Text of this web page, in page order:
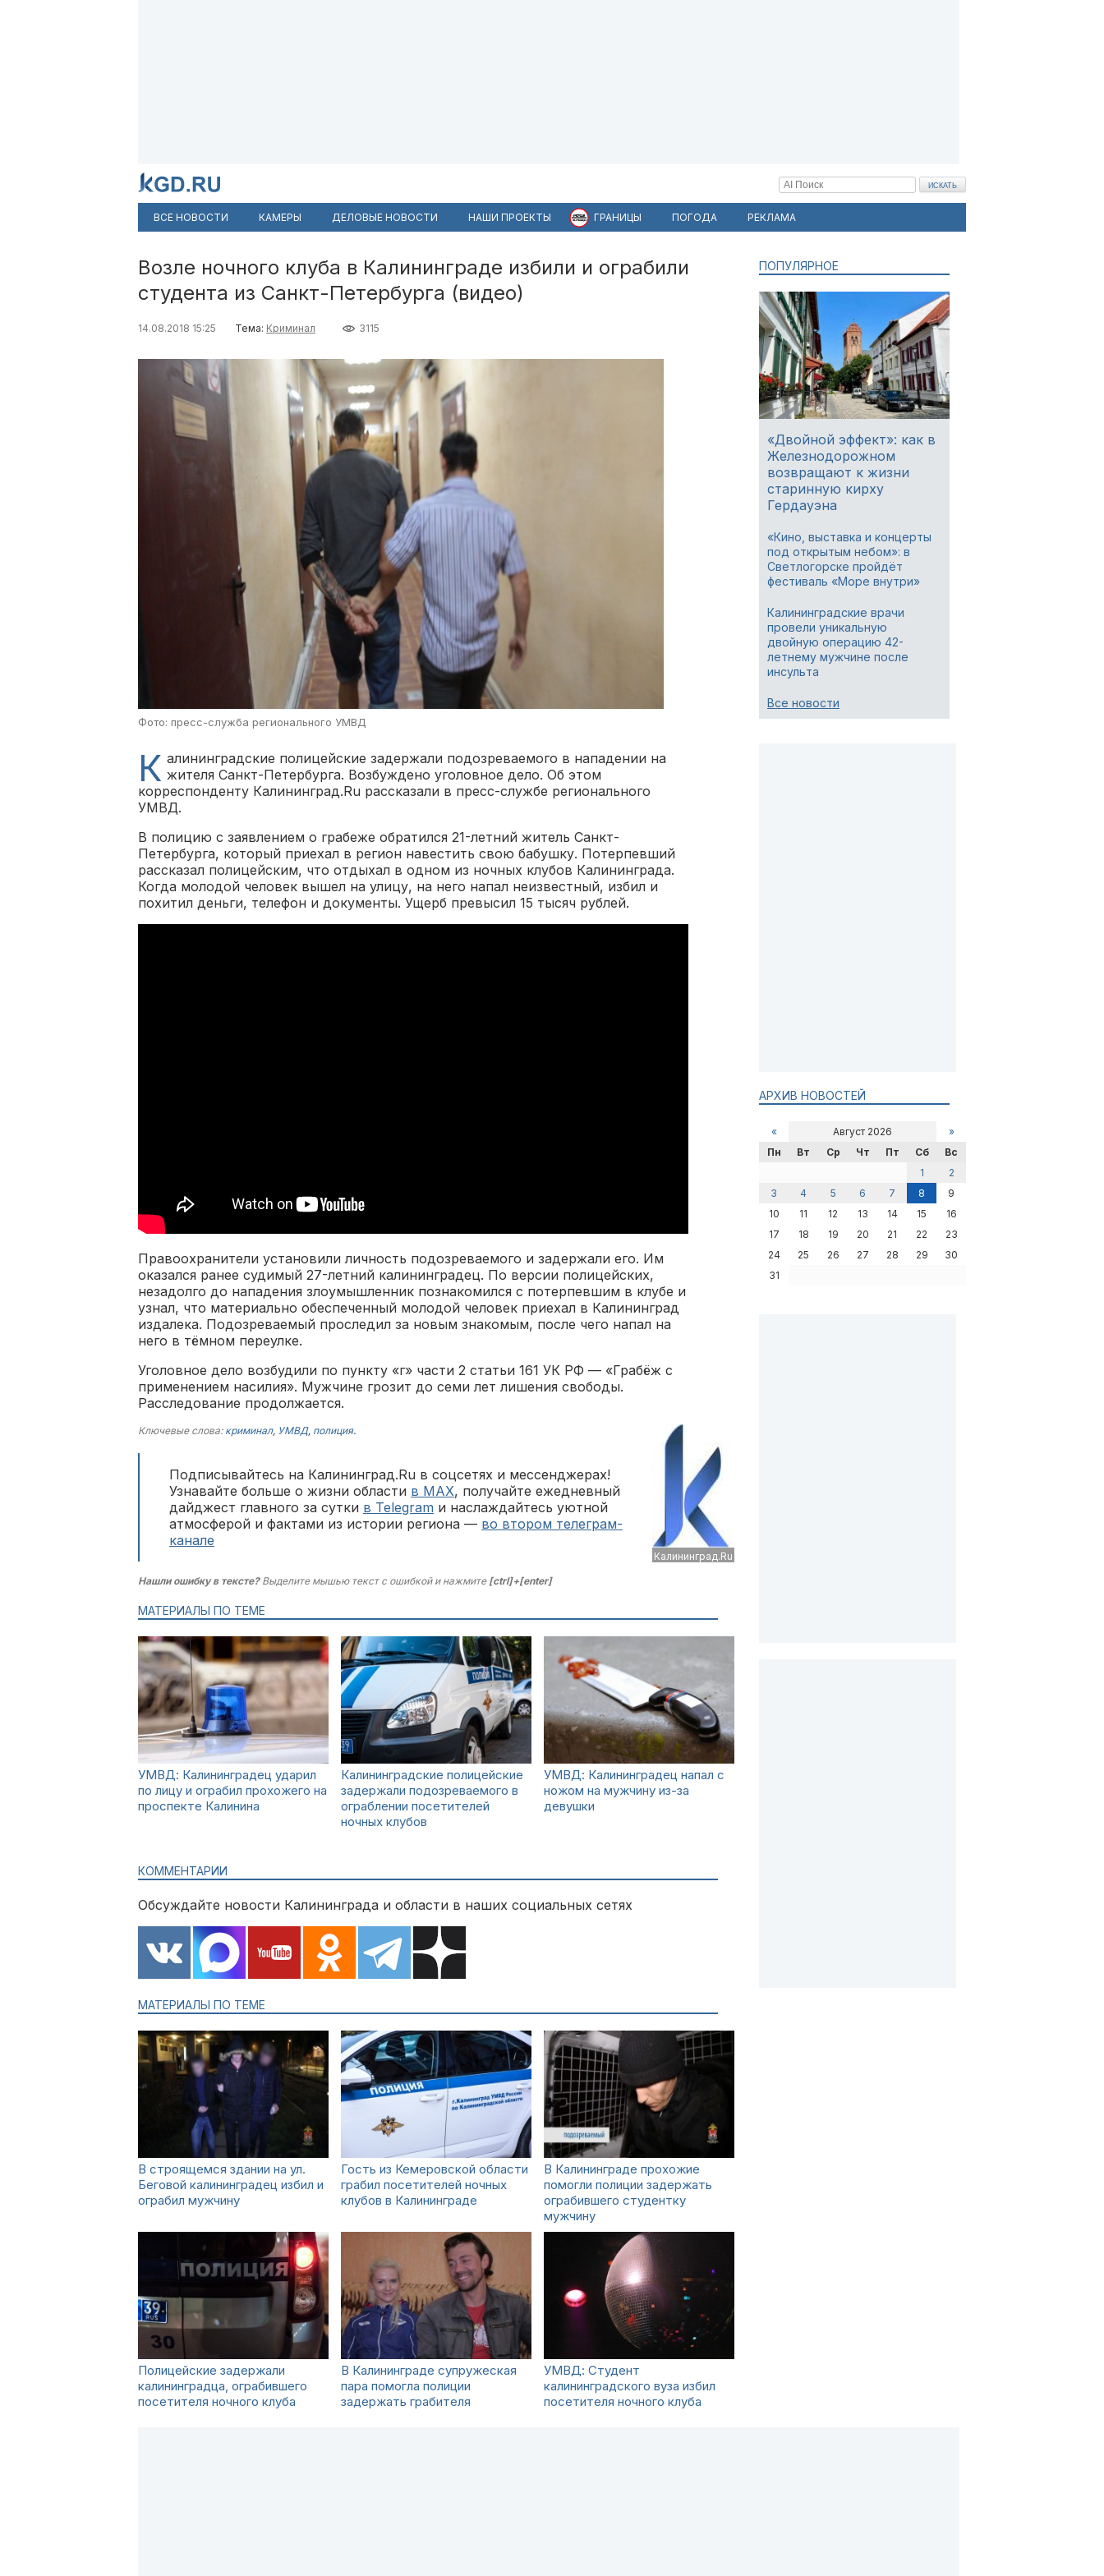
ВСЕ НОВОСТИ КАМЕРЫ ДЕЛОВЫЕ НОВОСТИ НАШИ ПРОЕКТЫ ГРАНИЦЫ ПОГОДА РЕКЛАМА
Возле ночного клуба в Калининграде избили и ограбили
студента из Санкт-Петербурга (видео)
14.08.2018 15:25 Тема: Криминал 3115
Фото: пресс-служба регионального УМВД
К алининградские полицейские задержали подозреваемого в нападении на
жителя Санкт-Петербурга. Возбуждено уголовное дело. Об этом
корреспонденту Калининград.Ru рассказали в пресс-службе регионального
УМВД.
В полицию с заявлением о грабеже обратился 21-летний житель Санкт-
Петербурга, который приехал в регион навестить свою бабушку. Потерпевший
рассказал полицейским, что отдыхал в одном из ночных клубов Калининграда.
Когда молодой человек вышел на улицу, на него напал неизвестный, избил и
похитил деньги, телефон и документы. Ущерб превысил 15 тысяч рублей.
Правоохранители установили личность подозреваемого и задержали его. Им
оказался ранее судимый 27-летний калининградец. По версии полицейских,
незадолго до нападения злоумышленник познакомился с потерпевшим в клубе и
узнал, что материально обеспеченный молодой человек приехал в Калининград
издалека. Подозреваемый проследил за новым знакомым, после чего напал на
него в тёмном переулке.
Уголовное дело возбудили по пункту «г» части 2 статьи 161 УК РФ — «Грабёж с
применением насилия». Мужчине грозит до семи лет лишения свободы.
Расследование продолжается.
Калининград.Ru
Ключевые слова: криминал, УМВД, полиция.
Подписывайтесь на Калининград.Ru в соцсетях и мессенджерах!
Узнавайте больше о жизни области в MAX, получайте ежедневный
дайджест главного за сутки в Telegram и наслаждайтесь уютной
атмосферой и фактами из истории региона — во втором телеграм-
канале
Нашли ошибку в тексте?Выделите мышью текст с ошибкой и нажмите [ctrl]+[enter]
МАТЕРИАЛЫ ПО ТЕМЕ
УМВД: Калининградец ударил
по лицу и ограбил прохожего на
проспекте Калинина
Калининградские полицейские
задержали подозреваемого в
ограблении посетителей
ночных клубов
УМВД: Калининградец напал с
ножом на мужчину из-за
девушки
КОММЕНТАРИИ
Обсуждайте новости Калининграда и области в наших социальных сетях
МАТЕРИАЛЫ ПО ТЕМЕ
В строящемся здании на ул.
Беговой калининградец избил и
ограбил мужчину
Гость из Кемеровской области
грабил посетителей ночных
клубов в Калининграде
В Калининграде прохожие
помогли полиции задержать
ограбившего студентку
мужчину
Полицейские задержали
калининградца, ограбившего
посетителя ночного клуба
В Калининграде супружеская
пара помогла полиции
задержать грабителя
УМВД: Студент
калининградского вуза избил
посетителя ночного клуба
ПОПУЛЯРНОЕ
«Двойной эффект»: как в
Железнодорожном
возвращают к жизни
старинную кирху
Гердауэна
«Кино, выставка и концерты
под открытым небом»: в
Светлогорске пройдёт
фестиваль «Море внутри»
Калининградские врачи
провели уникальную
двойную операцию 42-
летнему мужчине после
инсульта
Все новости
АРХИВ НОВОСТЕЙ
« Август 2026
»
Пн
Вт Ср Чт Пт Сб
Вс
1
2
3
4 5 6 7 8
9
10
11 12 13 14 15
16
17
18 19 20 21 22
23
24
25 26 27 28 29
30
31